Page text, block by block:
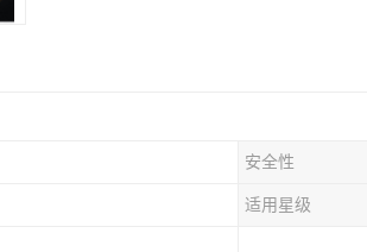
安全性
适用星级